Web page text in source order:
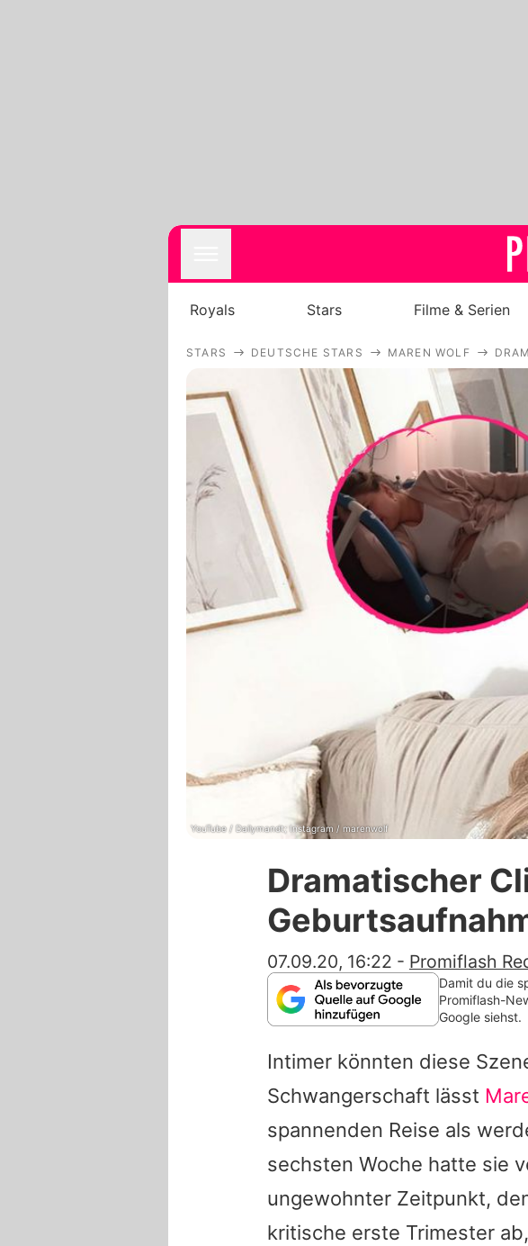
Royals Stars Filme & Serien
STARS DEUTSCHE STARS MAREN WOLF
YouTube / Dailymandt; Instagram / marenwolf
Dramatischer
07.09.20, 16:22 - Promiflash
Damit du die
Promiflash-
Google siehst.
Intimer könnten diese
Schwangerschaft lässt
spannenden Reise als
sechsten Woche hatte sie
ungewohnter Zeitpunkt,
kritische erste Trimester